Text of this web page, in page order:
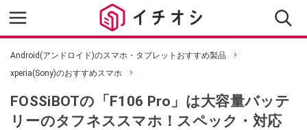
Android(アンドロイド)のスマホ・タブレットおすすめ製品
xperia(Sony)のおすすめスマホ
FOSSiBOTの「F106 Pro」は大容量バッテ
リーのタフネススマホ！スペック・対応